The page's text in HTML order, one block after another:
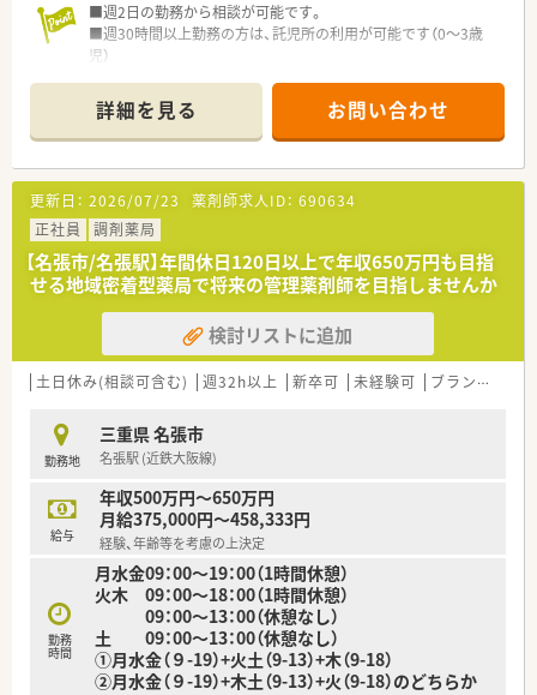
■週2日の勤務から相談が可能です。
■週30時間以上勤務の方は、託児所の利用が可能です（0～3歳
児）
環境です♪
詳細を見る お問い合わせ
更新日： 2026/07/23 薬剤師求人ID： 690634
正社員
調剤薬局
【名張市/名張駅】年間休日120日以上で年収650万円も目指
せる地域密着型薬局で将来の管理薬剤師を目指しませんか
検討リストに追加
土日休み(相談可含む) 週32h以上 新卒可 未経験可 ブランク可
勤務地
三重県 名張市
名張駅 (近鉄大阪線)
給与
年収500万円～650万円
月給375,000円～458,333円
経験、年齢等を考慮の上決定
勤務
時間
月水金09：00～19：00（1時間休憩）
火木 09：00～18：00（1時間休憩）
09：00～13：00（休憩なし）
土 09：00～13：00（休憩なし）
①月水金（９-19）+火土（9-13）+木（9-18）
②月水金（９-19）+木土（9-13）+火（9-18）のどちらか